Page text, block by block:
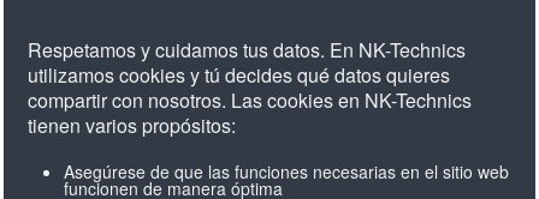
14M Ancho De Correa 55mm
Cantidad Tipo Mat.Descripción
dk db dn dv b1
Respetamos y cuidamos tus datos. En NK-Technics
utilizamos cookies y tú decides qué datos quieres
compartir con nosotros. Las cookies en NK-Technics
tienen varios propósitos:
Asegúrese de que las funciones necesarias en el sitio web
funcionen de manera óptima